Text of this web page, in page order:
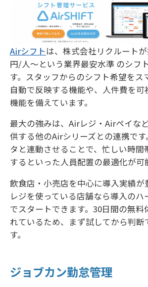
Airシフト は、株式会社リクルート
円/人〜という業界最安水準 のシフ
す。スタッフからのシフト希望をス
自動で反映する機能や、人件費を可
機能を備えています。
最大の強みは、Airレジ・Airペイな
供する他のAirシリーズとの連携です
タと連動させることで、忙しい時間
するといった人員配置の最適化が可
飲食店・小売店を中心に導入実績
レジを使っている店舗なら導入のハ
でスタートできます。30日間の無料
れているため、まず試してから判断
す。
ジョブカン勤怠管理